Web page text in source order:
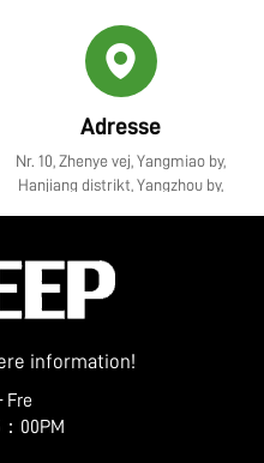
Adresse
Nr. 10, Zhenye vej, Yangmiao by,
Hanjiang distrikt, Yangzhou by,
information!
Fre
00PM